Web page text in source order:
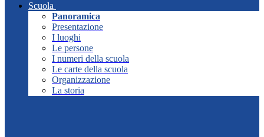
Scuola
Panoramica
Presentazione
I luoghi
Le persone
I numeri della scuola
Le carte della scuola
Organizzazione
La storia